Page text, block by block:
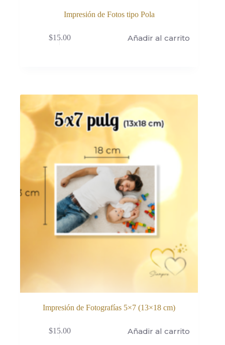
Impresión de Fotos tipo Pola
$15.00 Añadir al carrito
Impresión de Fotografías 5×7 (13×18 cm)
$15.00 Añadir al carrito